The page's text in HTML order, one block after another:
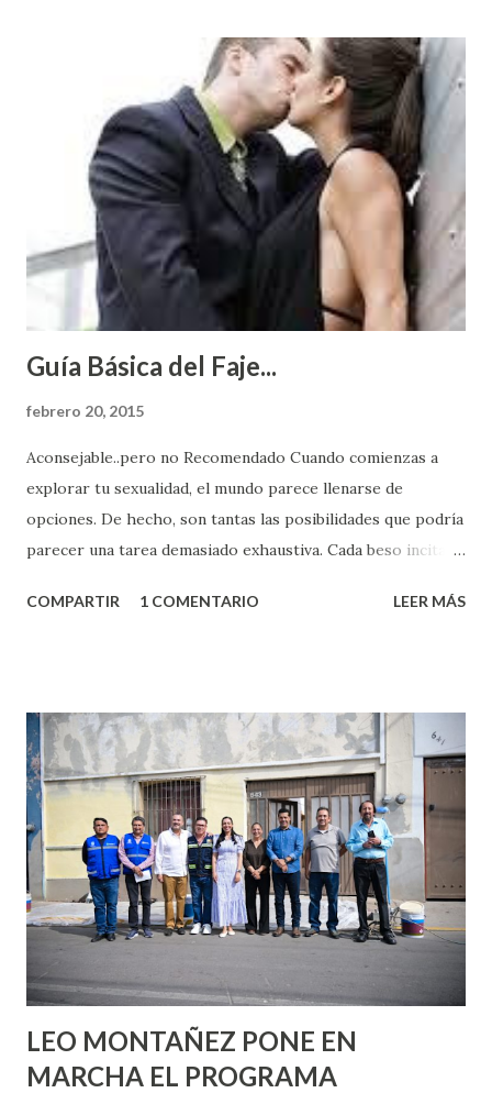
Guía Básica del Faje...
febrero 20, 2015
Aconsejable..pero no Recomendado Cuando comienzas a
explorar tu sexualidad, el mundo parece llenarse de
opciones. De hecho, son tantas las posibilidades que podría
parecer una tarea demasiado exhaustiva. Cada beso incita
partes de ti que jamás hubieras imaginado. El problema es
conoces ni la mitad de lo que deberías saber. Pero incluso
quienes ya han tenido relaciones sexuales no son expertos
o expertas en el tema. Siempre hay algo nuevo que
aprender y nuevas experiencias que conocer. Si eres una
chica y aún no has tenido relaciones sexuales, tal vez
pienses que el sexo será increíble y no puedas esperar para
experimentarlo, pero como cualquier persona con
experiencia te dirá, siempre es mejor cuando ambas partes
son suficientemen...
COMPARTIR 1 COMENTARIO LEER MÁS
LEO MONTAÑEZ PONE EN
MARCHA EL PROGRAMA